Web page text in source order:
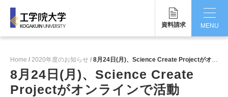
資料請求
MENU
工学院大学について
学部・大学院
Home 2020年度のお知らせ 8月24日(月)、Science Create Projectがオンラインで活動
8月24日(月)、Science Create
Projectがオンラインで活動